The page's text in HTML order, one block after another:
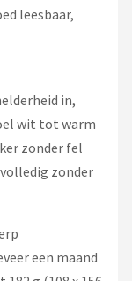
leesbaar,
in,
wit tot warm
zonder fel
zonder
een maand